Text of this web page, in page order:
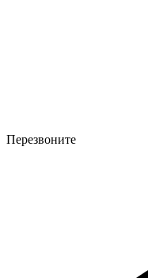
Перезвоните